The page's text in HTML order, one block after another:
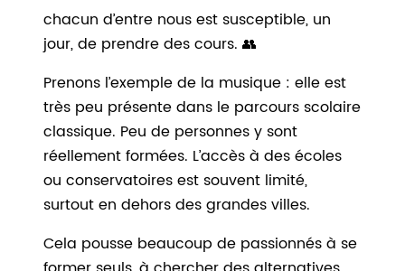
chacun d’entre nous est susceptible, un
jour, de prendre des cours. 👥
Prenons l’exemple de la musique : elle est
très peu présente dans le parcours scolaire
classique. Peu de personnes y sont
réellement formées. L’accès à des écoles
ou conservatoires est souvent limité,
surtout en dehors des grandes villes.
Cela pousse beaucoup de passionnés à se